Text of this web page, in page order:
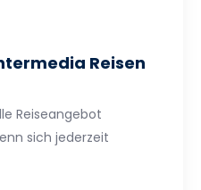
Reisen
Reiseangebot
sich jederzeit